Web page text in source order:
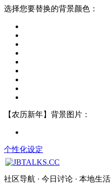
选择您要替换的背景颜色：
【农历新年】背景图片：
个性化设定
社区导航 · 今日讨论 · 本地生活